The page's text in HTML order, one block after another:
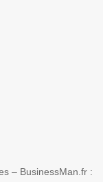
– BusinessMan.fr :